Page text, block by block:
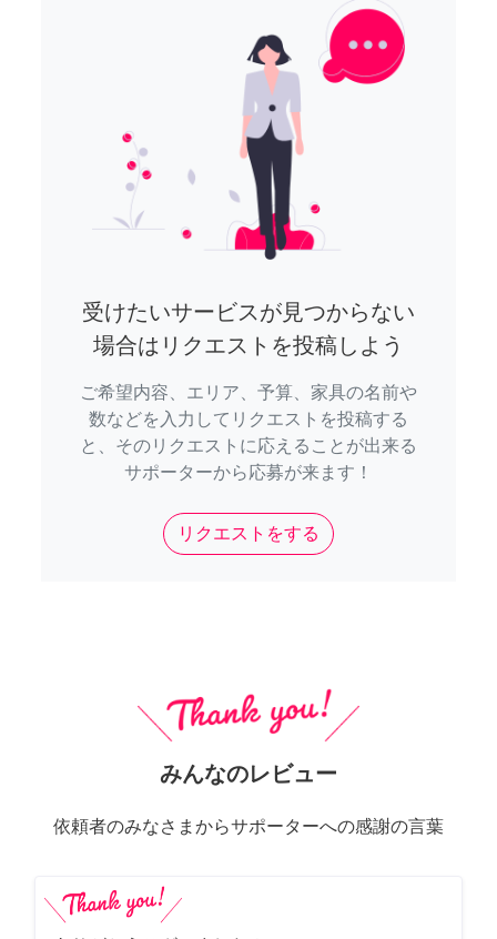
受けたいサービスが見つからない
場合はリクエストを投稿しよう
ご希望内容、エリア、予算、家具の名前や
数などを入力してリクエストを投稿する
と、そのリクエストに応えることが出来る
サポーターから応募が来ます！
リクエストをする
みんなのレビュー
依頼者のみなさまからサポーターへの感謝の言葉